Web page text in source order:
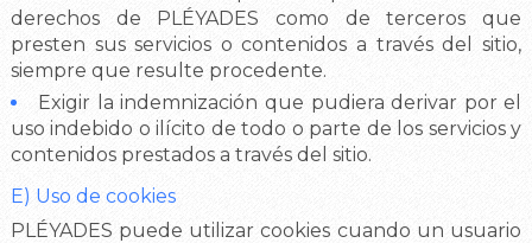
derechos de PLÉYADES como de terceros que
presten sus servicios o contenidos a través del sitio,
siempre que resulte procedente.
Exigir la indemnización que pudiera derivar por el
uso indebido o ilícito de todo o parte de los servicios y
contenidos prestados a través del sitio.
E) Uso de cookies
PLÉYADES puede utilizar cookies cuando un usuario